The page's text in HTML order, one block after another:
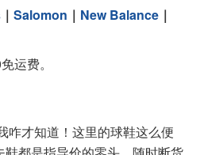
｜ Salomon ｜ New Balance ｜
运费。
咋才知道！这里的球鞋这么便